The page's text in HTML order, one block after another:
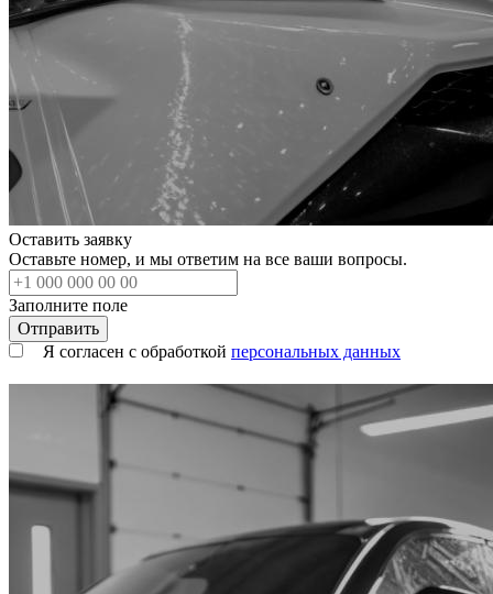
Оставить заявку
Оставьте номер, и мы ответим на все ваши вопросы.
Заполните поле
Я согласен с обработкой персональных данных